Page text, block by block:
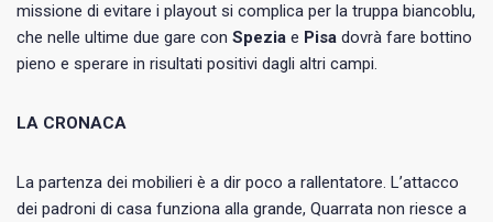
missione di evitare i playout si complica per la truppa biancoblu,
che nelle ultime due gare con Spezia e Pisa dovrà fare bottino
pieno e sperare in risultati positivi dagli altri campi.
LA CRONACA
La partenza dei mobilieri è a dir poco a rallentatore. L’attacco
dei padroni di casa funziona alla grande, Quarrata non riesce a